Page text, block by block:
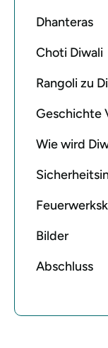
Dhanteras
Choti Diwali
Rangoli zu
Geschichte
Wie wird
Bilder
Abschluss